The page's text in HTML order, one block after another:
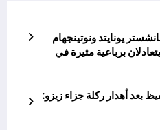
يونايتد ونوتينجهام
برباعية مثيرة في
… باريس سان جيرمان
يسجل هدفاً في الوقت القاتل ليفوز على ضيفه نيس 1-0
…
بعد أهدار ركلة جزاء زيزو: